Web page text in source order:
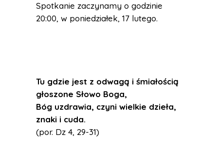
Spotkanie zaczynamy o godzinie
20:00, w poniedziałek, 17 lutego.
Tu gdzie jest z odwagą i śmiałością
głoszone Słowo Boga,
Bóg uzdrawia, czyni wielkie dzieła,
znaki i cuda.
(por. Dz 4, 29-31)